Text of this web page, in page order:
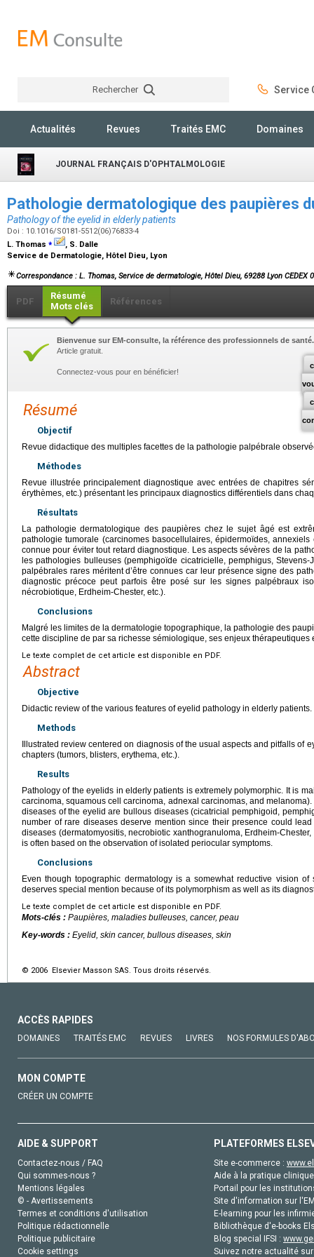
Rechercher Service
Actualités Revues Traités EMC Domaines
JOURNAL FRANÇAIS D'OPHTALMOLOGIE
Pathologie dermatologique des paupières
Pathology of the eyelid in elderly patients
Doi : 10.1016/S0181-5512(06)76833-4
L. Thomas ⁎
, S. Dalle
Service de Dermatologie, Hôtel Dieu, Lyon
Correspondance : L. Thomas, Service de dermatologie, Hôtel Dieu, 69288 Lyon CEDEX
PDF
Résumé
Mots clés
Références
Bienvenue sur EM-consulte, la référence des professionnels de santé.
Article gratuit.
Connectez-vous pour en bénéficier!
Résumé
Objectif
Revue didactique des multiples facettes de la pathologie palpébrale
Méthodes
Revue illustrée principalement diagnostique avec entrées de chapitres
érythèmes, etc.) présentant les principaux diagnostics différentiels dans
Résultats
La pathologie dermatologique des paupières chez le sujet âgé est
pathologie tumorale (carcinomes basocellulaires, épidermoïdes,
connue pour éviter tout retard diagnostique. Les aspects sévères de la
les pathologies bulleuses (pemphigoïde cicatricielle, pemphigus,
palpébrales rares méritent d’être connues car leur présence signe des
diagnostic précoce peut parfois être posé sur les signes palpébraux
nécrobiotique, Erdheim-Chester, etc.).
Conclusions
Malgré les limites de la dermatologie topographique, la pathologie des
cette discipline de par sa richesse sémiologique, ses enjeux thérapeutiques
Le texte complet de cet article est disponible en PDF.
Abstract
Objective
Didactic review of the various features of eyelid pathology in elderly patients.
Methods
Illustrated review centered on diagnosis of the usual aspects and pitfalls of
chapters (tumors, blisters, erythema, etc.).
Results
Pathology of the eyelids in elderly patients is extremely polymorphic. It is
carcinoma, squamous cell carcinoma, adnexal carcinomas, and
diseases of the eyelid are bullous diseases (cicatricial pemphigoid,
number of rare diseases deserve mention since their presence could
diseases (dermatomyositis, necrobiotic xanthogranuloma, Erdheim-
is often based on the observation of isolated periocular symptoms.
Conclusions
Even though topographic dermatology is a somewhat reductive vision
deserves special mention because of its polymorphism as well as its
Le texte complet de cet article est disponible en PDF.
Mots-clés : Paupières, maladies bulleuses, cancer, peau
Key-words : Eyelid, skin cancer, bullous diseases, skin
© 2006 Elsevier Masson SAS. Tous droits réservés.
ACCÈS RAPIDES
DOMAINES TRAITÉS EMC REVUES LIVRES NOS FORMULES
MON COMPTE
CRÉER UN COMPTE
AIDE & SUPPORT
Contactez-nous / FAQ
Qui sommes-nous ?
Mentions légales
© - Avertissements
Termes et conditions d'utilisation
Politique rédactionnelle
Politique publicitaire
Cookie settings
PLATEFORMES
Site e-commerce :
Aide à la pratique
Portail pour les
Site d'information sur
E-learning pour les
Bibliothèque d'e-books
Blog special IFSI :
Suivez notre actualité